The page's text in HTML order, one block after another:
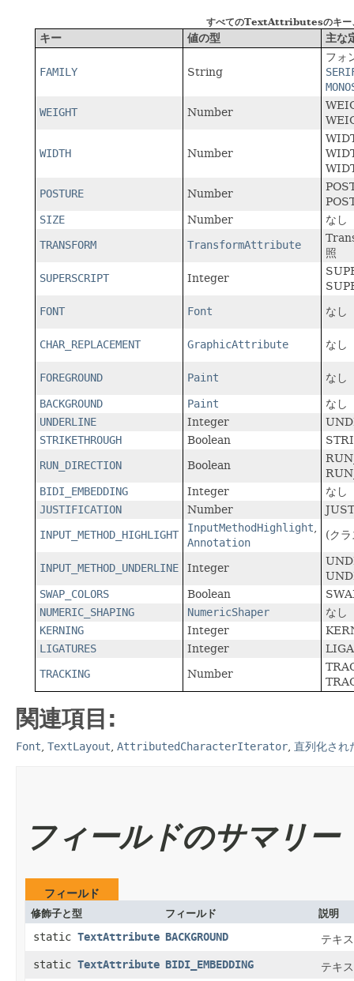
すべてのTextAttributesのキー、
キー 値の型 主な
FAMILY String
フォ
WEIGHT
Number
WIDTH Number
POSTURE Number
SIZE Number なし
TRANSFORM TransformAttribute
照
SUPERSCRIPT Integer
FONT Font なし
CHAR_REPLACEMENT GraphicAttribute なし
FOREGROUND Paint なし
BACKGROUND Paint なし
UNDERLINE Integer
STRIKETHROUGH Boolean
RUN_DIRECTION Boolean
BIDI_EMBEDDING Integer なし
JUSTIFICATION Number
INPUT_METHOD_HIGHLIGHT
InputMethodHighlight
Annotation
(ク
INPUT_METHOD_UNDERLINE Integer
SWAP_COLORS Boolean
NUMERIC_SHAPING NumericShaper なし
KERNING Integer
LIGATURES Integer
TRACKING Number
関連項目:
Font TextLayout AttributedCharacterIterator 直列化され
フィールドのサマリー
フィールド
修飾子と型 フィールド 説明
static TextAttribute BACKGROUND テキ
static TextAttribute BIDI_EMBEDDING テキ